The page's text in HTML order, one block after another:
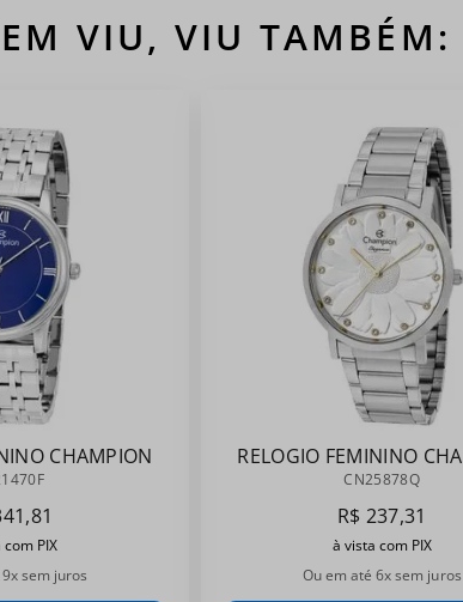
VIU, VIU TAMBÉM:
CHAMPION
,81
PIX
9x sem juros
RELOGIO FEMININO
CN25878Q
CN25878Q
R$ 237,31
à vista com PIX
Ou em até6x sem juros